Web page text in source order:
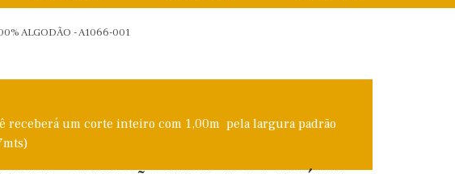
ALGODÃO - A1066-001
receberá um corte inteiro com 1,00m pela largura padrão